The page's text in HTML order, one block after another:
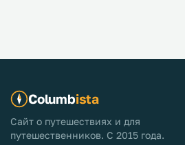
Columbista
Сайт о путешествиях и для
путешественников. С 2015 года.